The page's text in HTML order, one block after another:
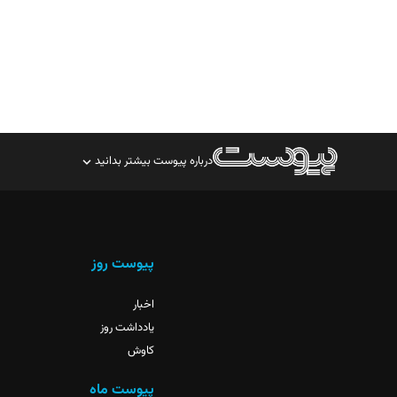
درباره پیوست بیشتر بدانید
پیوست روز
اخبار
یادداشت روز
کاوش
پیوست ماه